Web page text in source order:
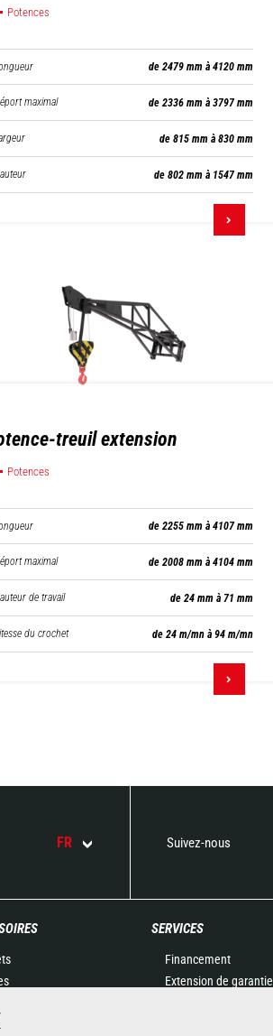
Potences
de 2479 mm à 4120 mm
maximal de 2336 mm à 3797 mm
de 815 mm à 830 mm
de 802 mm à 1547 mm
treuil extension
Potences
de 2255 mm à 4107 mm
maximal de 2008 mm à 4104 mm
de travail de 24 mm à 71 mm
du crochet de 24 m/mn à 94 m/mn
FR Suivez-nous
et Grappins
SERVICES
Financement
Extension de garantie